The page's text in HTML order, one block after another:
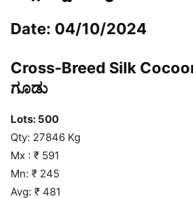
Date: 04/10/2024
Cross-Breed Silk
ಗೂಡು
Lots: 500
Qty: 27846 Kg
Mx : ₹ 591
Mn: ₹ 245
Avg: ₹ 481